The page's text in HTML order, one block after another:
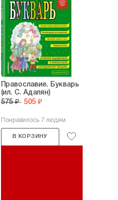
Православие. Букварь
(ил. С. Адалян)
575 ₽ 505 ₽
Понравилось 7 людям
В КОРЗИНУ